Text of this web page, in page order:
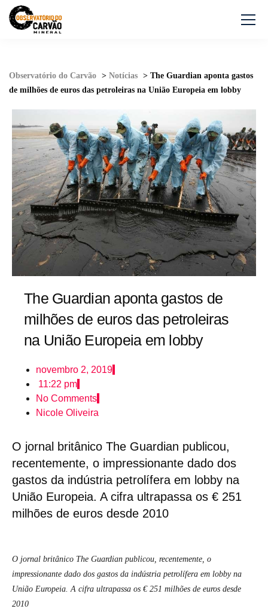
Observatório do Carvão > Notícias > The Guardian aponta gastos
de milhões de euros das petroleiras na União Europeia em lobby
The Guardian aponta gastos de
milhões de euros das petroleiras
na União Europeia em lobby
novembro 2, 2019
11:22 pm
No Comments
Nicole Oliveira
O jornal britânico The Guardian publicou,
recentemente, o impressionante dado dos
gastos da indústria petrolífera em lobby na
União Europeia. A cifra ultrapassa os € 251
milhões de euros desde 2010
O jornal britânico The Guardian publicou, recentemente, o
impressionante dado dos gastos da indústria petrolífera em lobby na
União Europeia. A cifra ultrapassa os € 251 milhões de euros desde
2010